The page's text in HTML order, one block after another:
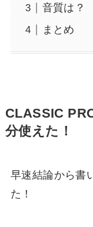
音質は？
まとめ
CLASSIC
分使えた！
早速結論から書
た！